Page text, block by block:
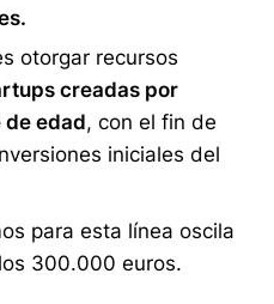
.
otorgar recursos
creadas por
de edad, con el fin de
iniciales del
para esta línea oscila
300.000 euros.